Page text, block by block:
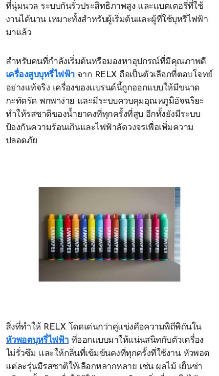
ที่นุ่มนวล ระบบกันรั่วประสิทธิภาพสูง และแบตเตอรี่ที่ใช้
งานได้นาน เหมาะทั้งสำหรับผู้เริ่มต้นและผู้ที่ใช้บุหรี่ไฟฟ้า
มาแล้ว
สำหรับคนที่กำลังเริ่มต้นหรือมองหาอุปกรณ์ที่มีคุณภาพดี
เครื่องสูบบุหรี่ไฟฟ้าจาก RELX ถือเป็นตัวเลือกที่ตอบโจทย์
อย่างแท้จริง เครื่องของแบรนด์นี้ถูกออกแบบให้มีขนาด
กะทัดรัด พกพาง่าย และมีระบบควบคุมอุณหภูมิอัจฉริยะ
ทำให้รสชาติของน้ำยาคงที่ทุกครั้งที่สูบ อีกทั้งยังมีระบบ
ป้องกันความร้อนเกินและไฟฟ้าลัดวงจรเพื่อเพิ่มความ
ปลอดภัย
สิ่งที่ทำให้ RELX โดดเด่นกว่าคู่แข่งคือความพิถีพิถันใน
หัวพอตบุหรี่ไฟฟ้าที่ออกแบบมาให้แน่นสนิทกับตัวเครื่อง
ไม่รั่วซึม และให้กลิ่นที่เข้มข้นคงที่ทุกครั้งที่ใช้งาน หัวพอต
แต่ละรุ่นมีรสชาติให้เลือกหลากหลาย เช่น ผลไม้ เย็นซ่า